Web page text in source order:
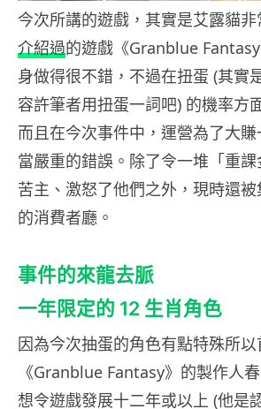
今次所講的遊戲，其實是艾露貓非
介紹過的遊戲《Granblue
身做得很不錯，不過在扭蛋 (其實
容許筆者用扭蛋一詞吧) 的機率方
而且在今次事件中，運營為了大
當嚴重的錯誤。除了令一堆「重
苦主、激怒了他們之外，現時還
的消費者廳。
事件的來龍去脈
一年限定的 12 生肖角色
因為今次抽蛋的角色有點特殊所以
《Granblue Fantasy》的製作人
想令遊戲發展十二年或以上 (他是